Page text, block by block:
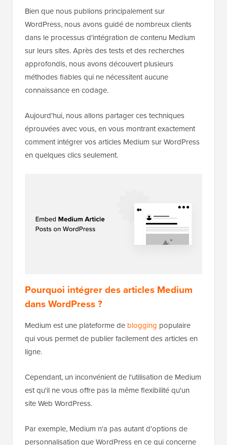
Bien que nous publions principalement sur
WordPress, nous avons guidé de nombreux clients
dans le processus d'intégration de contenu Medium
sur leurs sites. Après des tests et des recherches
approfondis, nous avons découvert plusieurs
méthodes fiables qui ne nécessitent aucune
connaissance en codage.
Aujourd'hui, nous allons partager ces techniques
éprouvées avec vous, en vous montrant exactement
comment intégrer vos articles Medium sur WordPress
en quelques clics seulement.
Pourquoi intégrer des articles Medium
dans WordPress ?
Medium est une plateforme de blogging populaire
qui vous permet de publier facilement des articles en
ligne.
Cependant, un inconvénient de l'utilisation de Medium
est qu'il ne vous offre pas la même flexibilité qu'un
site Web WordPress.
Par exemple, Medium n'a pas autant d'options de
personnalisation que WordPress en ce qui concerne